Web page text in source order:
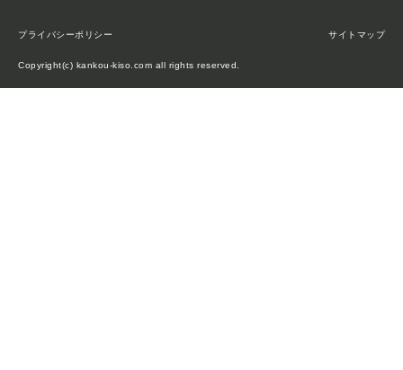
プライバシーポリシー サイトマップ
Copyright(c) kankou-kiso.com all rights reserved.